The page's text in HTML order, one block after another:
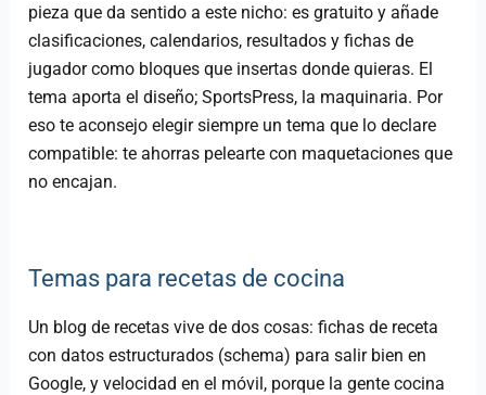
pieza que da sentido a este nicho: es gratuito y añade
clasificaciones, calendarios, resultados y fichas de
jugador como bloques que insertas donde quieras. El
tema aporta el diseño; SportsPress, la maquinaria. Por
eso te aconsejo elegir siempre un tema que lo declare
compatible: te ahorras pelearte con maquetaciones que
no encajan.
Temas para recetas de cocina
Un blog de recetas vive de dos cosas: fichas de receta
con datos estructurados (schema) para salir bien en
Google, y velocidad en el móvil, porque la gente cocina